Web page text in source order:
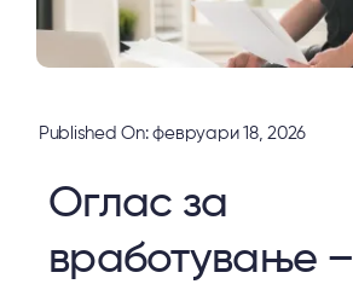
Published On: февруари 18, 2026
Оглас за
вработување –